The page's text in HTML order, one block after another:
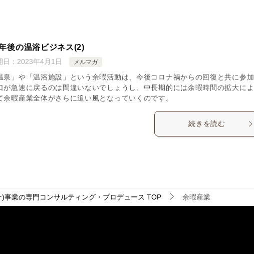
後の温浴ビジネス(2)
日： 2023年4月1日 メルマガ
泉」や「温浴施設」という余暇活動は、今後コロナ禍からの回復と共に参加
が急速に戻るのは間違いないでしょうし、中長期的には余暇時間の拡大によ
余暇産業全体がさらに追い風となっていくのです。
続きを読む
業の専門コンサルティング・プロデュース TOP 余暇産業